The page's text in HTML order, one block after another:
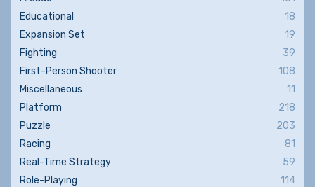
Educational
18
Expansion Set
19
Fighting
39
First-Person Shooter
108
Miscellaneous
11
Platform
218
Puzzle
203
Racing
81
Real-Time Strategy
59
Role-Playing
114